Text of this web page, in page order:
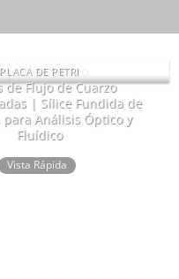
PLACA DE PETRI
de Flujo de Cuarzo
| Sílice Fundida de
para Análisis Óptico y
Fluídico
Vista Rápida